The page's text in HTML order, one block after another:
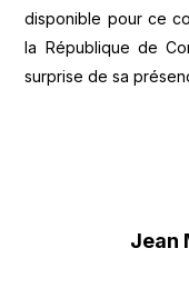
disponible pour ce
la République de
surprise de sa
Jean